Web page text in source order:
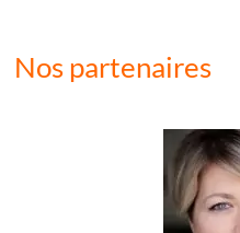
Nos partenaires